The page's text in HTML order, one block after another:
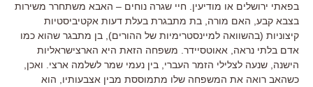
בפאתי ירושלים או מודיעין. חיי שגרה נוחים – האבא משתחרר משירות
בצבא קבע, האם מורה, בת מתבגרת בעלת דעות אקטיביסטיות
קיצוניות (בהשוואה למיינסטרימיות של ההורים), בן מתבגר שהוא כמו
אדם בלתי נראה, אאוטסיידר. משפחה הזאת היא הארצישראליות
הישנה, שנעה לצלילי הזמר העברי, בין נעמי שמר לשלמה ארצי. ואכן,
כשהאב רואה את המשפחה שלו מתמוססת מבין אצבעותיו, הוא